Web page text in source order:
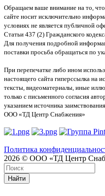
Обращаем ваше внимание на то,
сайте носит исключительно
условиях не является публичной
Статьи 437 (2) Гражданского
Для получения подробной
поставки просьба обращаться по
При перепечатке либо ином
настоящего сайта гиперссылка на
тексты, видеоматериалы, иные
только с письменного согласия
указанием источника
ООО «ТД Центр Снабжения»
Политика
2026 © ООО «ТД Центр
Найти